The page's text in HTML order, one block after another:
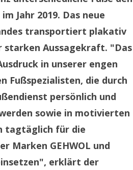
Jahr 2019. Das neue
transportiert plakativ
Aussagekraft. "Das
in unserer engen
Fußspezialisten, die durch
persönlich und
sowie in motivierten
tagtäglich für die
Marken GEHWOL und
erklärt der